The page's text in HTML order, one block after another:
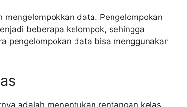
data. Pengelompokan
beberapa kelompok, sehingga
pengelompokan data bisa menggunakan
adalah menentukan rentangan kelas.